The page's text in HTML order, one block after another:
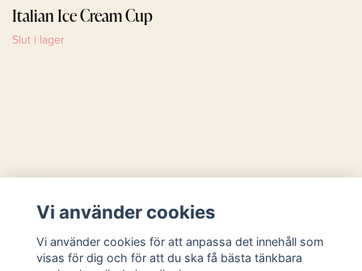
Italian Ice Cream Cup
Slut i lager
Sociala medier
Vi använder cookies
Vi använder cookies för att anpassa det innehåll som
visas för dig och för att du ska få bästa tänkbara